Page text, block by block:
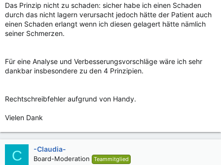
Das Prinzip nicht zu schaden: sicher habe ich einen Schaden
durch das nicht lagern verursacht jedoch hätte der Patient auch
einen Schaden erlangt wenn ich diesen gelagert hätte nämlich
seiner Schmerzen.
Für eine Analyse und Verbesserungsvorschläge wäre ich sehr
dankbar insbesondere zu den 4 Prinzipien.
Rechtschreibfehler aufgrund von Handy.
Vielen Dank
C -Claudia-
Board-Moderation Teammitglied